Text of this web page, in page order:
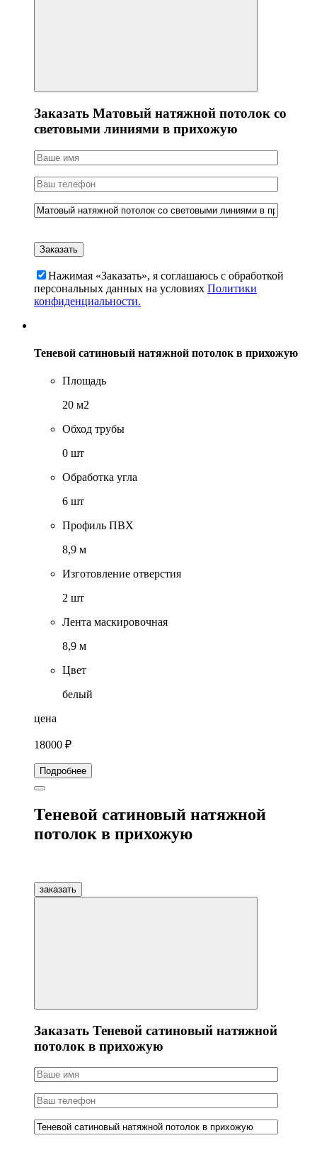
Заказать Матовый натяжной потолок со
световыми линиями в прихожую
Нажимая «Заказать», я соглашаюсь c обработкой
персональных данных на условиях Политики
конфиденциальности.
Теневой сатиновый натяжной потолок в прихожую
Площадь
20 м2
Обход трубы
0 шт
Обработка угла
6 шт
Профиль ПВХ
8,9 м
Изготовление отверстия
2 шт
Лента маскировочная
8,9 м
Цвет
белый
цена
18000 ₽
Подробнее
Теневой сатиновый натяжной
потолок в прихожую
заказать
Заказать Теневой сатиновый натяжной
потолок в прихожую